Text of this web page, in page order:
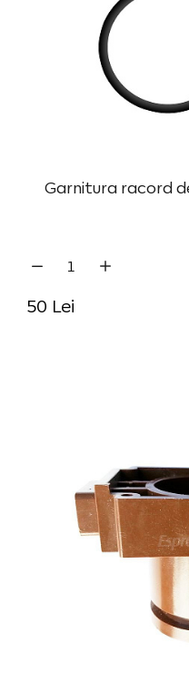
Garnitura racord
50 Lei